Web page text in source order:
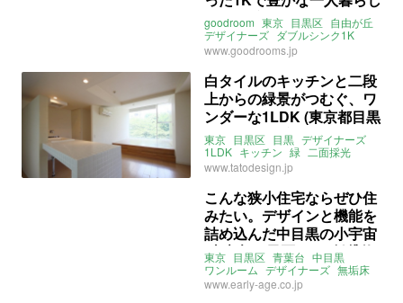
を。(東京都目黒区21㎡の
賃貸物件)
goodroom 東京 目黒区 自由が丘
デザイナーズ ダブルシンク1K
賃貸 賃貸
www.goodrooms.jp
白タイルのキッチンと二段
上からの緑景がつむぐ、ワ
ンダーな1LDK (東京都目黒
区37㎡の賃貸物件)
東京 目黒区 目黒 デザイナーズ
1LDK キッチン 緑 二面採光
賃貸
www.tatodesign.jp
こんな狭小住宅ならぜひ住
みたい。デザインと機能を
詰め込んだ中目黒の小宇宙
(東京都目黒区9㎡の賃貸物
件)
東京 目黒区 青葉台 中目黒
ワンルーム デザイナーズ 無垢床
賃貸
www.early-age.co.jp